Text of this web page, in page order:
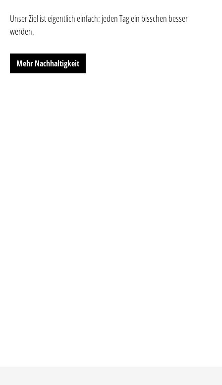
Unser Ziel ist eigentlich einfach: jeden Tag ein bisschen besser
werden.
Mehr Nachhaltigkeit